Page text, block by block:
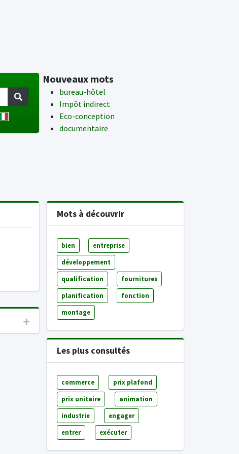
Nouveaux mots
bureau-hôtel
Impôt indirect
Eco-conception
documentaire
Mots à découvrir
bien entreprise
développement
qualification fournitures
planification fonction
montage
Les plus consultés
commerce prix plafond
prix unitaire animation
industrie engager
entrer exécuter